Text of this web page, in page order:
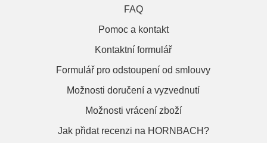
FAQ
Pomoc a kontakt
Kontaktní formulář
Formulář pro odstoupení od smlouvy
Možnosti doručení a vyzvednutí
Možnosti vrácení zboží
Jak přidat recenzi na HORNBACH?